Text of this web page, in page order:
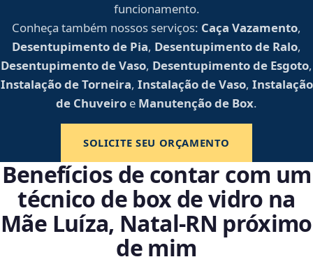
funcionamento.
Conheça também nossos serviços: Caça Vazamento,
Desentupimento de Pia, Desentupimento de Ralo,
Desentupimento de Vaso, Desentupimento de Esgoto,
Instalação de Torneira, Instalação de Vaso, Instalação
de Chuveiro e Manutenção de Box.
SOLICITE SEU ORÇAMENTO
Benefícios de contar com um
técnico de box de vidro na
Mãe Luíza, Natal‑RN próximo
de mim